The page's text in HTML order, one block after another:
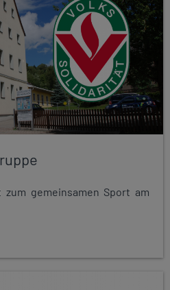
gemeinsamen Sport am